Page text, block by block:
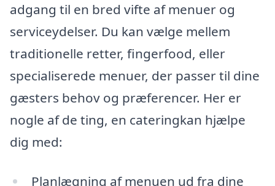
adgang til en bred vifte af menuer og
serviceydelser. Du kan vælge mellem
traditionelle retter, fingerfood, eller
specialiserede menuer, der passer til dine
gæsters behov og præferencer. Her er
nogle af de ting, en cateringkan hjælpe
dig med:
Planlægning af menuen ud fra dine